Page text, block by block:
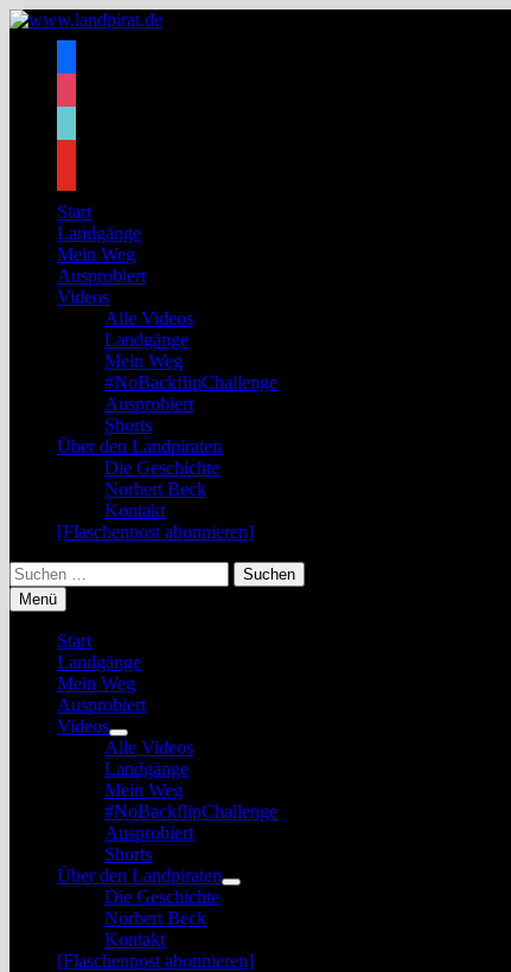
Zum
Start
Landgänge
Mein Weg
Ausprobiert
Videos
Alle Videos
Landgänge
Mein Weg
#NoBackflipChallenge
Ausprobiert
Shorts
Über den Landpiraten
Die Geschichte
Norbert Beck
Kontakt
[Flaschenpost abonnieren]
Suchen
nach:
Menü
Start
Landgänge
Mein Weg
Ausprobiert
Videos
Untermenü
anzeigen
Alle Videos
Landgänge
Mein Weg
#NoBackflipChallenge
Ausprobiert
Shorts
Über den Landpiraten
Untermenü
Die Geschichte
Norbert Beck
Kontakt
[Flaschenpost abonnieren]